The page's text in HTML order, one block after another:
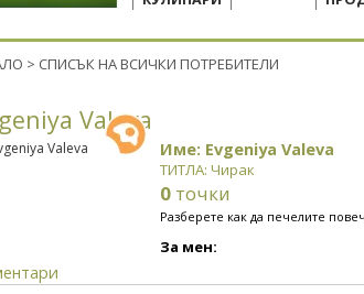
> СПИСЪК НА ВСИЧКИ ПОТРЕБИТЕЛИ
Valeva
Име: Evgeniya Valeva
ТИТЛА: Чирак
0 точки
Разберете как да печелите
За мен: